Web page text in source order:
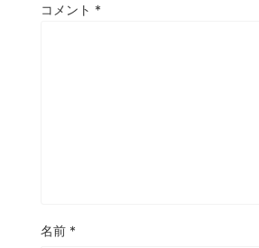
コメント *
名前 *